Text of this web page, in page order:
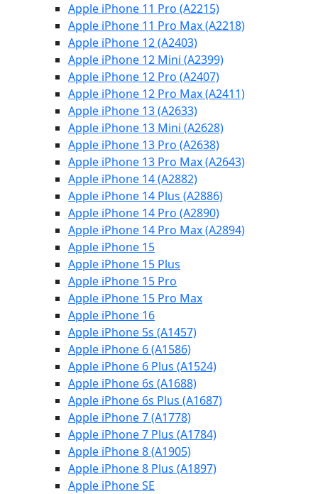
Apple iPhone 11 Pro (A2215)
Apple iPhone 11 Pro Max (A2218)
Apple iPhone 12 (A2403)
Apple iPhone 12 Mini (A2399)
Apple iPhone 12 Pro (A2407)
Apple iPhone 12 Pro Max (A2411)
Apple iPhone 13 (A2633)
Apple iPhone 13 Mini (A2628)
Apple iPhone 13 Pro (A2638)
Apple iPhone 13 Pro Max (A2643)
Apple iPhone 14 (A2882)
Apple iPhone 14 Plus (A2886)
Apple iPhone 14 Pro (A2890)
Apple iPhone 14 Pro Max (A2894)
Apple iPhone 15
Apple iPhone 15 Plus
Apple iPhone 15 Pro
Apple iPhone 15 Pro Max
Apple iPhone 16
Apple iPhone 5s (A1457)
Apple iPhone 6 (A1586)
Apple iPhone 6 Plus (A1524)
Apple iPhone 6s (A1688)
Apple iPhone 6s Plus (A1687)
Apple iPhone 7 (A1778)
Apple iPhone 7 Plus (A1784)
Apple iPhone 8 (A1905)
Apple iPhone 8 Plus (A1897)
Apple iPhone SE